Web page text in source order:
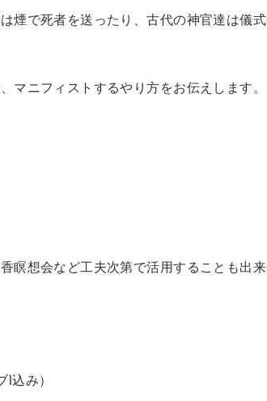
煙で死者を送ったり、古代の神官達は儀
マニフィストするやり方をお伝えします。
瞑想会など工夫次第で活用することも出
込み）